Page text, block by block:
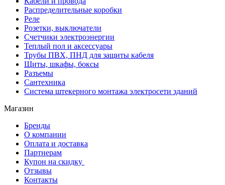
Распределительные коробки
Реле
Розетки, выключатели
Счетчики электроэнергии
Теплый пол и аксессуары
Трубы ПВХ, ПНД для защиты кабеля
Щиты, шкафы, боксы
Разъемы
Сантехника
Система штекерного монтажа электросети зданий
Магазин
Бренды
О компании
Оплата и доставка
Партнерам
Купон на скидку
Отзывы
Контакты